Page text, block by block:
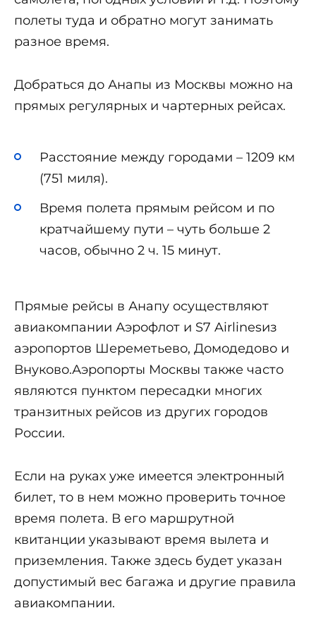
полеты туда и обратно могут занимать
разное время.
Добраться до Анапы из Москвы можно на
прямых регулярных и чартерных рейсах.
Расстояние между городами – 1209 км
(751 миля).
Время полета прямым рейсом и по
кратчайшему пути – чуть больше 2
часов, обычно 2 ч. 15 минут.
Прямые рейсы в Анапу осуществляют
авиакомпании Аэрофлот и S7 Airlinesиз
аэропортов Шереметьево, Домодедово и
Внуково.Аэропорты Москвы также часто
являются пунктом пересадки многих
транзитных рейсов из других городов
России.
Если на руках уже имеется электронный
билет, то в нем можно проверить точное
время полета. В его маршрутной
квитанции указывают время вылета и
приземления. Также здесь будет указан
допустимый вес багажа и другие правила
авиакомпании.